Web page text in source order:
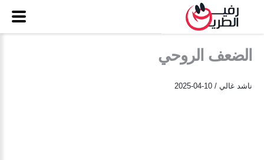
الضعف الروحي
ناشد غالي / 10-04-2025